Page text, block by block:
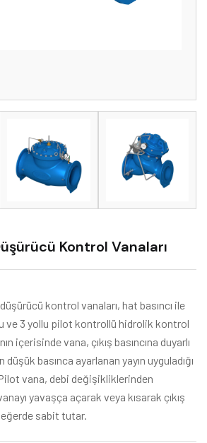
Kontrol Vanaları
kontrol vanaları, hat basıncı ile
ve 3 yollu pilot kontrollü hidrolik kontrol
içerisinde vana, çıkış basıncına duyarlı
basınca ayarlanan yayın uyguladığı
vana, debi değişikliklerinden
yavaşça açarak veya kısarak çıkış
değerde sabit tutar.